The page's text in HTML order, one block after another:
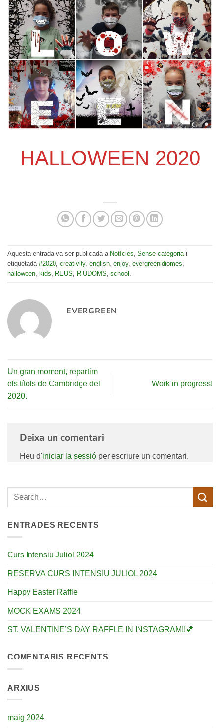
HALLOWEEN 2020
Aquesta entrada va ser publicada a Notícies, Sense categoriai
etiquetada #2020, creativity, english, enjoy, evergreenidiomes,
halloween, kids, REUS, RIUDOMS, school .
EVERGREEN
Un gran moment, repartim
els títols de Cambridge del
2020.
Work in progress!
Deixa un comentari
Heu d'iniciar la sessió per escriure un comentari.
ENTRADES RECENTS
Curs Intensiu Juliol 2024
RESERVA CURS INTENSIU JULIOL 2024
Happy Easter Raffle
MOCK EXAMS 2024
ST. VALENTINE’S DAY RAFFLE IN INSTAGRAM!!💕
COMENTARIS RECENTS
ARXIUS
maig 2024